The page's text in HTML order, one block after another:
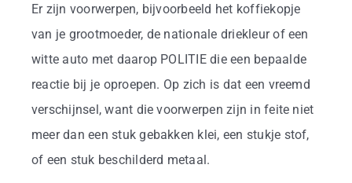
Business
Info
Contact
Er zijn voorwerpen, bijvoorbeeld het koffiekopje
van je grootmoeder, de nationale driekleur of een
witte auto met daarop POLITIE die een bepaalde
reactie bij je oproepen. Op zich is dat een vreemd
verschijnsel, want die voorwerpen zijn in feite niet
meer dan een stuk gebakken klei, een stukje stof,
of een stuk beschilderd metaal.